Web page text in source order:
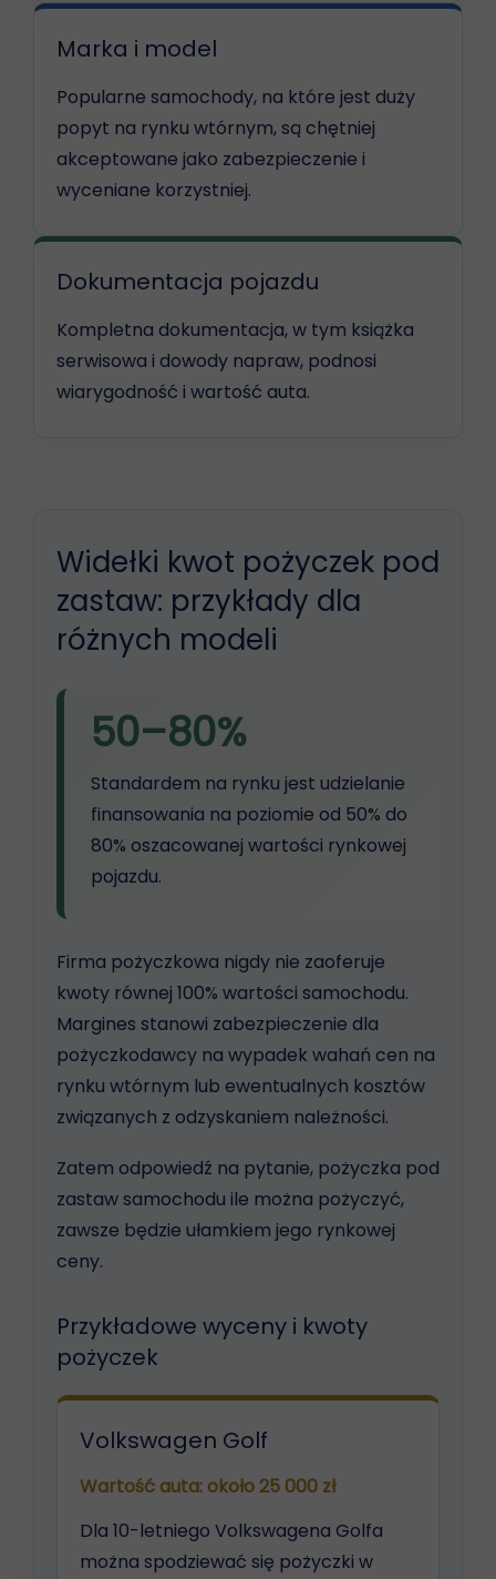
Marka i model
Popularne samochody, na które jest duży
popyt na rynku wtórnym, są chętniej
akceptowane jako zabezpieczenie i
wyceniane korzystniej.
Dokumentacja pojazdu
Kompletna dokumentacja, w tym książka
serwisowa i dowody napraw, podnosi
wiarygodność i wartość auta.
Widełki kwot pożyczek pod
zastaw: przykłady dla
różnych modeli
50–80%
Standardem na rynku jest udzielanie
finansowania na poziomie od 50% do
80% oszacowanej wartości rynkowej
pojazdu.
Firma pożyczkowa nigdy nie zaoferuje
kwoty równej 100% wartości samochodu.
Margines stanowi zabezpieczenie dla
pożyczkodawcy na wypadek wahań cen na
rynku wtórnym lub ewentualnych kosztów
związanych z odzyskaniem należności.
Zatem odpowiedź na pytanie, pożyczka pod
zastaw samochodu ile można pożyczyć,
zawsze będzie ułamkiem jego rynkowej
ceny.
Przykładowe wyceny i kwoty
pożyczek
Volkswagen Golf
Wartość auta: około 25 000 zł
Dla 10-letniego Volkswagena Golfa
można spodziewać się pożyczki w